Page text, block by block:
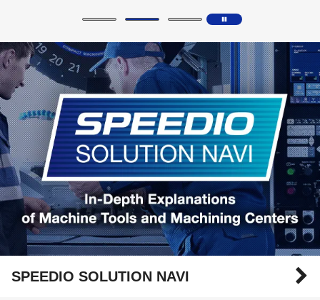
SPEEDIO SOLUTION NAVI